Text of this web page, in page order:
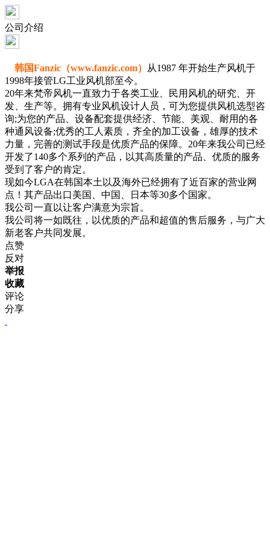
公司介绍
韩国Fanzic（www.fanzic.com）
从1987 年开始生产风机于
1998年接管LG工业风机部至今。
20年来梵帝风机一直致力于各类工业、民用风机的研究、开
发、生产等。拥有专业风机设计人员，可为您提供风机选型咨
询;为您的产品、设备配套提供经济、节能、美观、耐用的各
种通风设备;优秀的工人素质，齐全的加工设备，雄厚的技术
力量，完善的测试手段是优质产品的保障。20年来我公司已经
开发了140多个系列的产品，以其高质量的产品、优质的服务
受到了客户的肯定。
现如今LGA在韩国本土以及海外已经拥有了近百家的营业网
点！其产品出口美国、中国、日本等30多个国家。
我公司一直以让客户满意为宗旨。
我公司将一如既往，以优质的产品和超值的售后服务，与广大
新老客户共同发展。
点赞
反对
举报
收藏
评论
分享